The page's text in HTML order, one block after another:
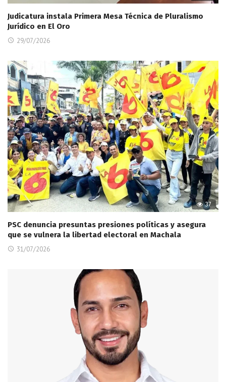
Judicatura instala Primera Mesa Técnica de Pluralismo
Jurídico en El Oro
29/07/2026
37
PSC denuncia presuntas presiones políticas y asegura
que se vulnera la libertad electoral en Machala
31/07/2026